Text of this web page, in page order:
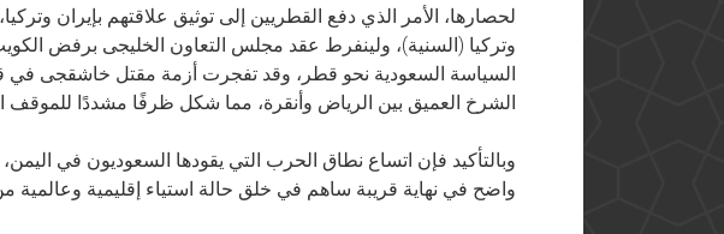
لحصارها، الأمر الذي دفع القطريين إلى توثيق علاقتهم بإيران
وتركيا (السنية)، ولينفرط عقد مجلس التعاون الخليجى برفض
السياسة السعودية نحو قطر، وقد تفجرت أزمة مقتل خاشقجى في
الشرخ العميق بين الرياض وأنقرة، مما شكل ظرفًا مشددًا للموقف
وبالتأكيد فإن اتساع نطاق الحرب التي يقودها السعوديون في
واضح في نهاية قريبة ساهم في خلق حالة استياء إقليمية وعالمية